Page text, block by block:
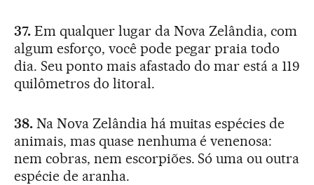
37.Em qualquer lugar da Nova Zelândia, com
algum esforço, você pode pegar praia todo
dia. Seu ponto mais afastado do mar está a 119
quilômetros do litoral.
38.Na Nova Zelândia há muitas espécies de
animais, mas quase nenhuma é venenosa:
nem cobras, nem escorpiões. Só uma ou outra
espécie de aranha.